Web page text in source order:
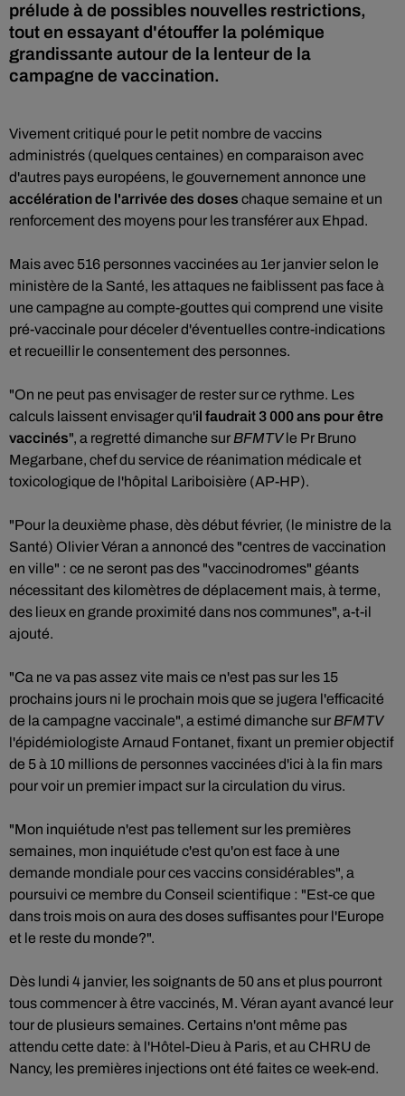
prélude à de possibles nouvelles restrictions,
tout en essayant d'étouffer la polémique
grandissante autour de la lenteur de la
campagne de vaccination.
Vivement critiqué pour le petit nombre de vaccins
administrés (quelques centaines) en comparaison avec
d'autres pays européens, le gouvernement annonce une
accélération de l'arrivée des doses chaque semaine et un
renforcement des moyens pour les transférer aux Ehpad.
Mais avec 516 personnes vaccinées au 1er janvier selon le
ministère de la Santé, les attaques ne faiblissent pas face à
une campagne au compte-gouttes qui comprend une visite
pré-vaccinale pour déceler d'éventuelles contre-indications
et recueillir le consentement des personnes.
"On ne peut pas envisager de rester sur ce rythme. Les
calculs laissent envisager qu'il faudrait 3 000 ans pour être
vaccinés", a regretté dimanche sur BFMTVle Pr Bruno
Megarbane, chef du service de réanimation médicale et
toxicologique de l'hôpital Lariboisière (AP-HP).
"Pour la deuxième phase, dès début février, (le ministre de la
Santé) Olivier Véran a annoncé des "centres de vaccination
en ville" : ce ne seront pas des "vaccinodromes" géants
nécessitant des kilomètres de déplacement mais, à terme,
des lieux en grande proximité dans nos communes", a-t-il
ajouté.
"Ca ne va pas assez vite mais ce n'est pas sur les 15
prochains jours ni le prochain mois que se jugera l'efficacité
de la campagne vaccinale", a estimé dimanche sur BFMTV
l'épidémiologiste Arnaud Fontanet, fixant un premier objectif
de 5 à 10 millions de personnes vaccinées d'ici à la fin mars
pour voir un premier impact sur la circulation du virus.
"Mon inquiétude n'est pas tellement sur les premières
semaines, mon inquiétude c'est qu'on est face à une
demande mondiale pour ces vaccins considérables", a
poursuivi ce membre du Conseil scientifique : "Est-ce que
dans trois mois on aura des doses suffisantes pour l'Europe
et le reste du monde?".
Dès lundi 4 janvier, les soignants de 50 ans et plus pourront
tous commencer à être vaccinés, M. Véran ayant avancé leur
tour de plusieurs semaines. Certains n'ont même pas
attendu cette date: à l'Hôtel-Dieu à Paris, et au CHRU de
Nancy, les premières injections ont été faites ce week-end.